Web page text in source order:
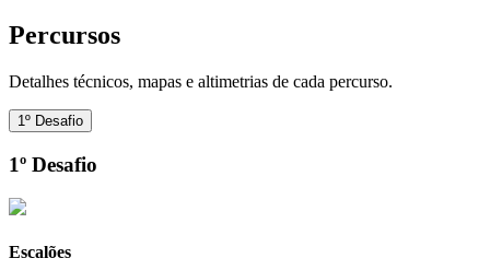
Percursos
Detalhes técnicos, mapas e altimetrias de cada percurso.
1º Desafio
1º Desafio
Escalões